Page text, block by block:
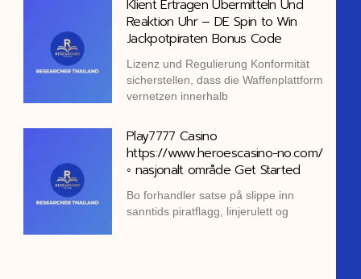
Klient Ertragen Übermitteln Und
Reaktion Uhr – DE Spin to Win
Jackpotpiraten Bonus Code
Lizenz und Regulierung Konformität
sicherstellen, dass die Waffenplattform
vernetzen innerhalb
Play7777 Casino
https://www.heroescasino-no.com/
◦ nasjonalt område Get Started
Bo forhandler satse på slippe inn
sanntids piratflagg, linjerulett og